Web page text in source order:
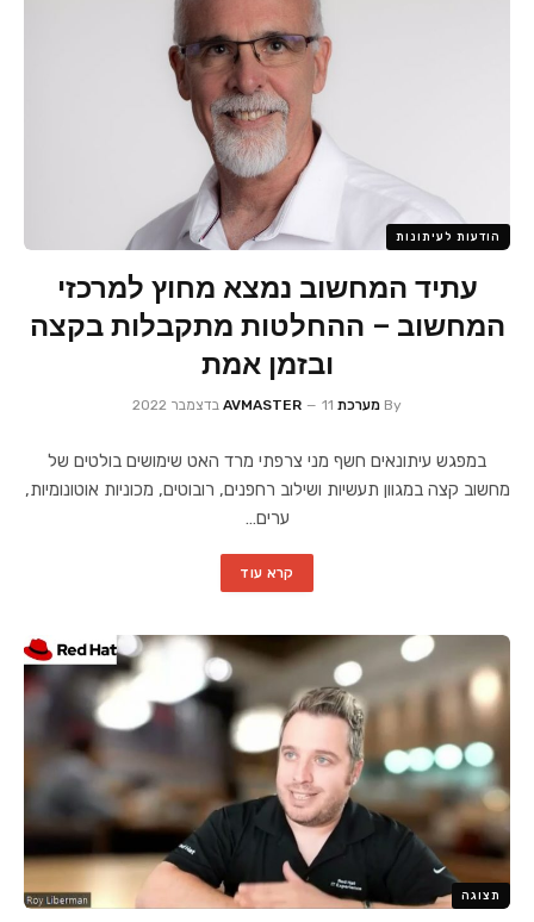
הודעות לעיתונות
עתיד המחשוב נמצא מחוץ למרכזי
המחשוב – ההחלטות מתקבלות בקצה
ובזמן אמת
By מערכת AVMASTER 11 בדצמבר 2022
במפגש עיתונאים חשף מני צרפתי מרד האט שימושים בולטים של
מחשוב קצה במגוון תעשיות ושילוב רחפנים, רובוטים, מכוניות אוטונומיות,
ערים…
קרא עוד
תצוגה